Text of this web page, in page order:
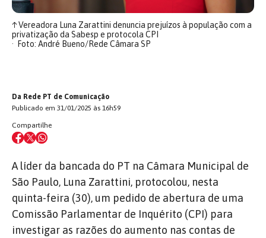
↑Vereadora Luna Zarattini denuncia prejuízos à população com a
privatização da Sabesp e protocola CPI
Foto: André Bueno/Rede Câmara SP
Da Rede PT de Comunicação
Publicado em 31/01/2025 às 16h59
Compartilhe
A líder da bancada do PT na Câmara Municipal de
São Paulo, Luna Zarattini, protocolou, nesta
quinta-feira (30), um pedido de abertura de uma
Comissão Parlamentar de Inquérito (CPI) para
investigar as razões do aumento nas contas de